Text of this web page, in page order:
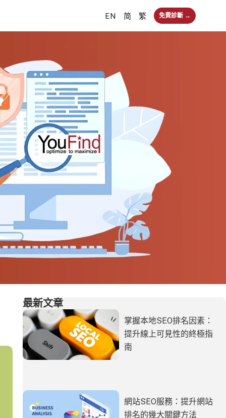
EN 简 繁 免費診斷 →
最新文章
掌握本地SEO排名因素：
提升線上可見性的終極指
南
網站SEO服務：提升網站
排名的幾大關鍵方法